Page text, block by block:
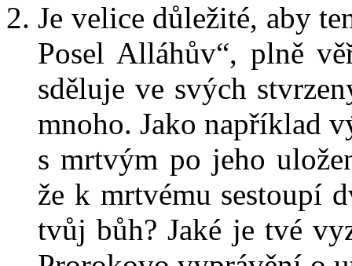
Je velice důležité, aby
Posel Alláhův“, plně
sděluje ve svých
mnoho. Jako například
s mrtvým po jeho
že k mrtvému sestoupí
tvůj bůh? Jaké je tvé